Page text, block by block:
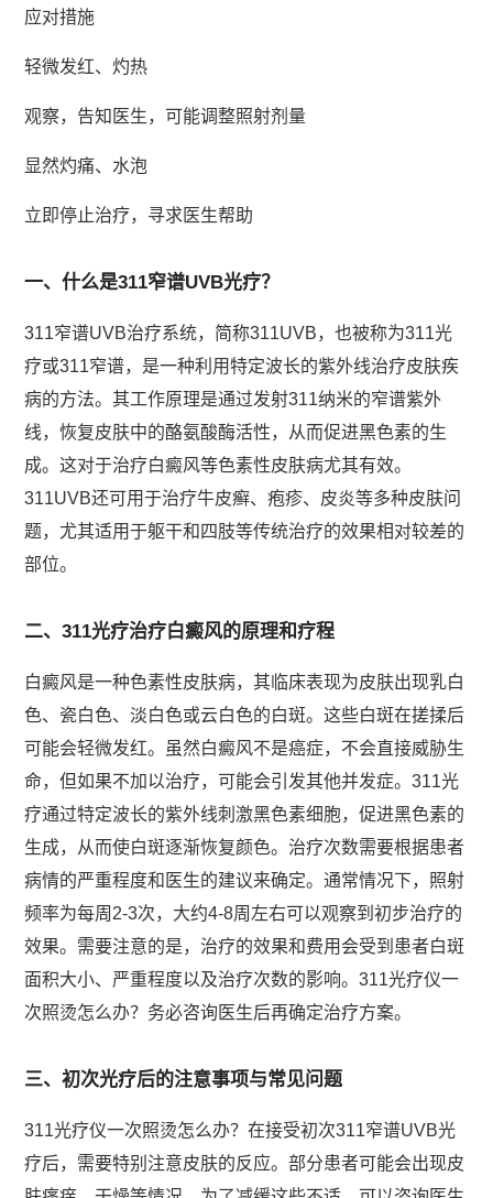
应对措施
轻微发红、灼热
观察，告知医生，可能调整照射剂量
显然灼痛、水泡
立即停止治疗，寻求医生帮助
一、什么是311窄谱UVB光疗？
311窄谱UVB治疗系统，简称311UVB，也被称为311光
疗或311窄谱，是一种利用特定波长的紫外线治疗皮肤疾
病的方法。其工作原理是通过发射311纳米的窄谱紫外
线，恢复皮肤中的酪氨酸酶活性，从而促进黑色素的生
成。这对于治疗白癜风等色素性皮肤病尤其有效。
311UVB还可用于治疗牛皮癣、疱疹、皮炎等多种皮肤问
题，尤其适用于躯干和四肢等传统治疗的效果相对较差的
部位。
二、311光疗治疗白癜风的原理和疗程
白癜风是一种色素性皮肤病，其临床表现为皮肤出现乳白
色、瓷白色、淡白色或云白色的白斑。这些白斑在搓揉后
可能会轻微发红。虽然白癜风不是癌症，不会直接威胁生
命，但如果不加以治疗，可能会引发其他并发症。311光
疗通过特定波长的紫外线刺激黑色素细胞，促进黑色素的
生成，从而使白斑逐渐恢复颜色。治疗次数需要根据患者
病情的严重程度和医生的建议来确定。通常情况下，照射
频率为每周2-3次，大约4-8周左右可以观察到初步治疗的
效果。需要注意的是，治疗的效果和费用会受到患者白斑
面积大小、严重程度以及治疗次数的影响。311光疗仪一
次照烫怎么办？务必咨询医生后再确定治疗方案。
三、初次光疗后的注意事项与常见问题
311光疗仪一次照烫怎么办？在接受初次311窄谱UVB光
疗后，需要特别注意皮肤的反应。部分患者可能会出现皮